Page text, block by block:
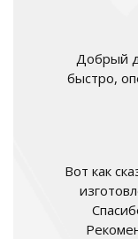
Добрый
быстро,
Вот как